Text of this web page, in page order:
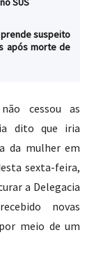
suspeito
após morte de
cessou as
dito que iria
da mulher em
sexta-feira,
a Delegacia
novas
meio de um